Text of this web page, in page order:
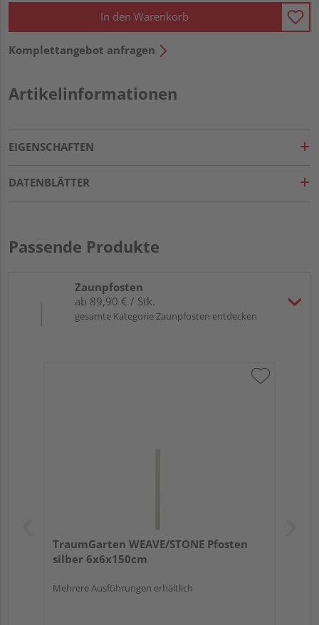
In den Warenkorb
Komplettangebot anfragen
Artikelinformationen
EIGENSCHAFTEN
DATENBLÄTTER
Passende Produkte
Zaunpfosten
ab 89,90 € / Stk.
gesamte Kategorie Zaunpfosten entdecken
TraumGarten WEAVE/STONE Pfosten
silber 6x6x150cm
Mehrere Ausführungen erhältlich